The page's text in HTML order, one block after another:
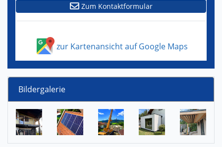
Zum Kontaktformular
zur Kartenansicht auf Google Maps
Bildergalerie